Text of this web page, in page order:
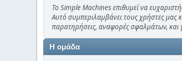
Το Simple Machines επιθυμεί να
Αυτό συμπεριλαμβάνει τους χρήστες μας
παρατηρήσεις, αναφορές σφαλμάτων, και
Η ομάδα